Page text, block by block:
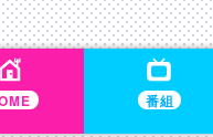
番組